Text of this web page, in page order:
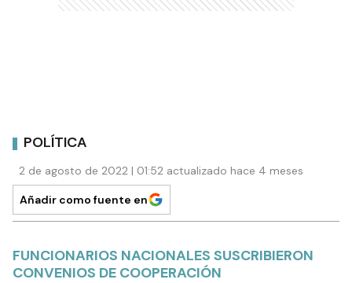
POLÍTICA
2 de agosto de 2022 | 01:52 actualizado hace 4 meses
Añadir como fuente en
FUNCIONARIOS NACIONALES SUSCRIBIERON
CONVENIOS DE COOPERACIÓN